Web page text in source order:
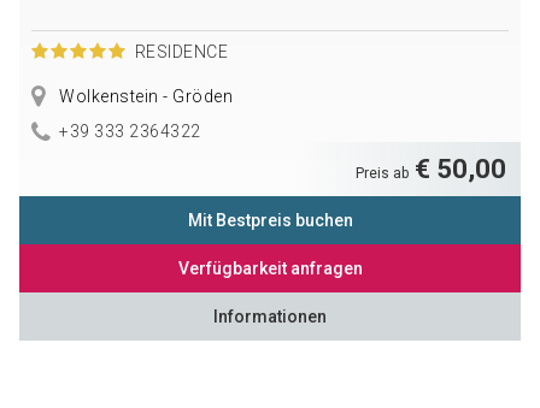
RESIDENCE
Wolkenstein - Gröden
+39 333 2364322
Preis ab € 50,00
Mit Bestpreis buchen
Verfügbarkeit anfragen
Informationen